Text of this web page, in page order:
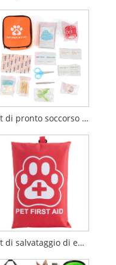
Kit di pronto soccorso per animali domestici - Forniture mediche di emergenza per cani e gatti
Kit di salvataggio di emergenza per la cura degli animali domestici